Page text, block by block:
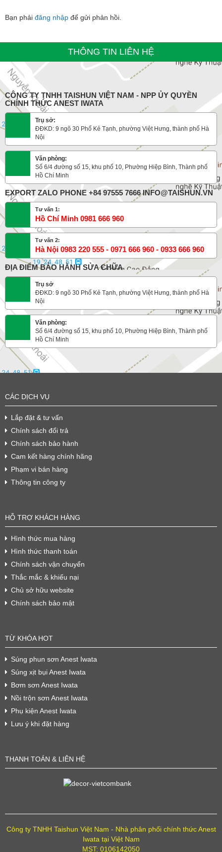
Bạn phải đăng nhập để gửi phản hồi.
THÔNG TIN LIÊN HỆ
CÔNG TY TNHH TAISHUN VIỆT NAM - NPP ỦY QUYỀN
CHÍNH THỨC ANEST IWATA
Trụ sở:
ĐĐKD: 9 ngõ 30 Phố Kẻ Tạnh, phường Việt Hưng, thành phố Hà
Nội
Văn phòng:
Số 6/4 đường số 15, khu phố 10, Phường Hiệp Bình, Thành phố
Hồ Chí Minh
EXPORT ZALO PHONE +84 97555 7666 INFO@TAISHUN.VN
Tư vấn 1:
Hồ Chí Minh 0981 666 960
Tư vấn 2:
Hà Nội 0983 220 555 - 0971 666 960 - 0933 666 960
ĐỊA ĐIỂM BẢO HÀNH SỬA CHỮA
Trụ sở
ĐĐKD: 9 ngõ 30 Phố Kẻ Tạnh, phường Việt Hưng, thành phố Hà
Nội
Văn phòng:
Số 6/4 đường số 15, khu phố 10, Phường Hiệp Bình, Thành phố
Hồ Chí Minh
CÁC DỊCH VỤ
Lắp đặt & tư vấn
Chính sách đổi trả
Chính sách bảo hành
Cam kết hàng chính hãng
Phạm vi bán hàng
Thông tin công ty
HỖ TRỢ KHÁCH HÀNG
Hình thức mua hàng
Hình thức thanh toán
Chính sách vận chuyển
Thắc mắc & khiếu nại
Chủ sở hữu website
Chính sách bảo mật
TỪ KHÓA HOT
Súng phun sơn Anest Iwata
Súng xịt bụi Anest Iwata
Bơm sơn Anest Iwata
Nồi trộn sơn Anest Iwata
Phụ kiện Anest Iwata
Lưu ý khi đặt hàng
THANH TOÁN & LIÊN HỆ
Công ty TNHH Taishun Việt Nam - Nhà phân phối chính thức Anest
Iwata tại Việt Nam
MST: 0106142050